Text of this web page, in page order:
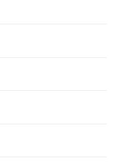
く売るには
く売るには
高く売るには
高く売るには